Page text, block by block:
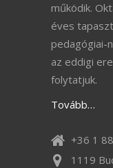
működik.
éves
pedagógiai-
az eddigi
folytatjuk.
Tovább…
+36 1
1119